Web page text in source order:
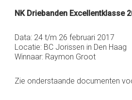
NK Driebanden Excellentklasse
Data: 24 t/m 26 februari 2017
Locatie: BC Jorissen in Den Haag
Winnaar: Raymon Groot
Zie onderstaande documenten